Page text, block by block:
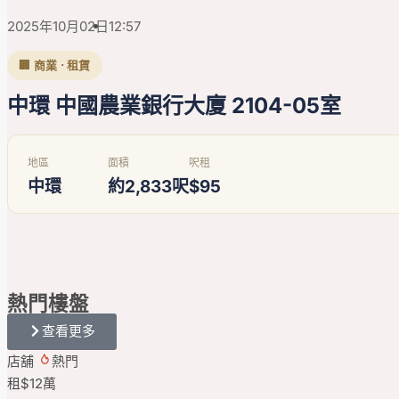
2025年10月02日12:57
🏢 商業 · 租賃
中環 中國農業銀行大廈 2104-05室
地區
中環
面積
約2,833呎
呎租
$95
熱門樓盤
查看更多
店舖
熱門
租$12萬